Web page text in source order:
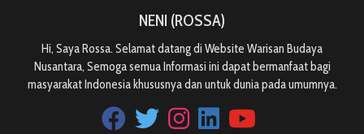
NENI (ROSSA)
Hi, Saya Rossa. Selamat datang di Website Warisan Budaya
Nusantara, Semoga semua Informasi ini dapat bermanfaat bagi
masyarakat Indonesia khususnya dan untuk dunia pada umumnya.